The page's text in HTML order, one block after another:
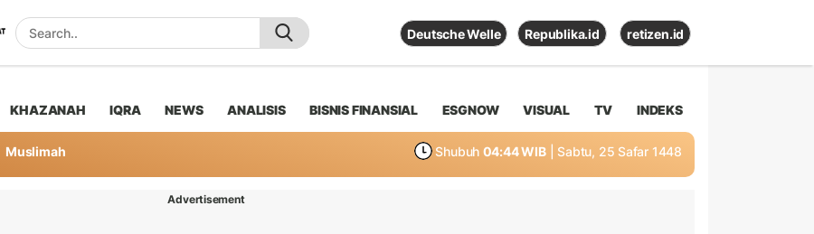
Deutsche Welle Republika.id retizen.id
KHAZANAH IQRA NEWS ANALISIS BISNIS FINANSIAL ESGNOW VISUAL TV INDEKS
Muslimah Shubuh 04:44 WIB | Sabtu, 25 Safar 1448
Advertisement